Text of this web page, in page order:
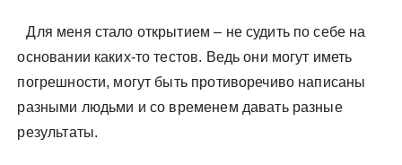
Для меня стало открытием – не судить по себе на
основании каких-то тестов. Ведь они могут иметь
погрешности, могут быть противоречиво написаны
разными людьми и со временем давать разные
результаты.